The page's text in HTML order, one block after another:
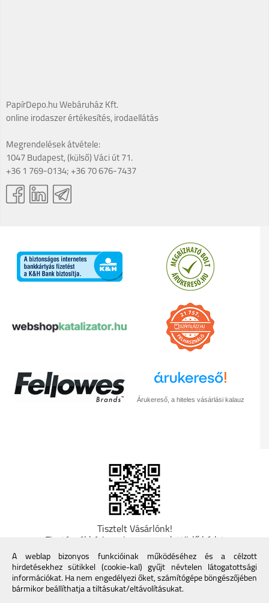
PapírDepo.hu Webáruház Kft.
online irodaszer értékesítés, irodaellátás
Megrendelések átvétele:
1047 Budapest, (külső) Váci út 71.
+36 1 769-0134; +36 70 676-7437
Árukereső, a hiteles vásárlási kalauz
Tisztelt Vásárlónk!
Fizetésnél kérje az ingyenes adattörlő kódot
adatainak biztonsága érdekében! A Kormány
döntése alapján a kereskedő minden tartós
adathordozó termék vásárlásakor köteles ingyenes
adattörlő kódot biztosítani. További információk a
A weblap bizonyos funkcióinak működéséhez és a célzott
hirdetésekhez sütikkel (cookie-kal) gyűjt névtelen látogatottsági
információkat. Ha nem engedélyezi őket, számítógépe böngészőjében
bármikor beállíthatja a tiltásukat/eltávolításukat.